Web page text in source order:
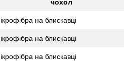
чохол
на блискавці
на блискавці
на блискавці